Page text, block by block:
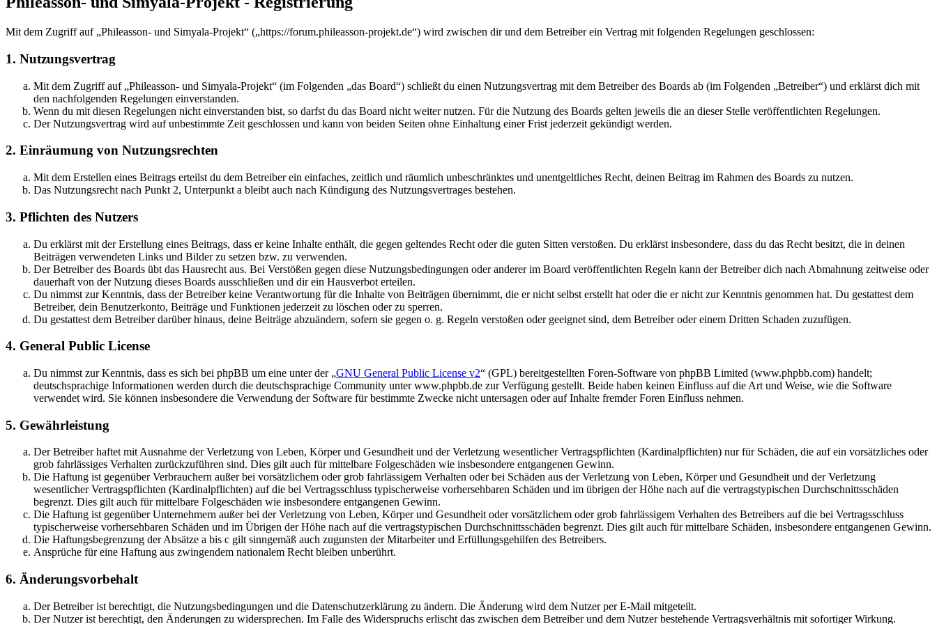
Mit dem Zugriff auf „Phileasson- und Simyala-Projekt“ („https://forum.phileasson-projekt.de“) wird zwischen dir und dem Betreiber ein Vertrag mit folgenden Regelungen geschlossen:
1. Nutzungsvertrag
Mit dem Zugriff auf „Phileasson- und Simyala-Projekt“ (im Folgenden „das Board“) schließt du einen Nutzungsvertrag mit dem Betreiber des Boards ab (im Folgenden „Betreiber“) und erklärst dich mit
den nachfolgenden Regelungen einverstanden.
Wenn du mit diesen Regelungen nicht einverstanden bist, so darfst du das Board nicht weiter nutzen. Für die Nutzung des Boards gelten jeweils die an dieser Stelle veröffentlichten Regelungen.
Der Nutzungsvertrag wird auf unbestimmte Zeit geschlossen und kann von beiden Seiten ohne Einhaltung einer Frist jederzeit gekündigt werden.
2. Einräumung von Nutzungsrechten
Mit dem Erstellen eines Beitrags erteilst du dem Betreiber ein einfaches, zeitlich und räumlich unbeschränktes und unentgeltliches Recht, deinen Beitrag im Rahmen des Boards zu nutzen.
Das Nutzungsrecht nach Punkt 2, Unterpunkt a bleibt auch nach Kündigung des Nutzungsvertrages bestehen.
3. Pflichten des Nutzers
Du erklärst mit der Erstellung eines Beitrags, dass er keine Inhalte enthält, die gegen geltendes Recht oder die guten Sitten verstoßen. Du erklärst insbesondere, dass du das Recht besitzt, die in deinen
Beiträgen verwendeten Links und Bilder zu setzen bzw. zu verwenden.
Der Betreiber des Boards übt das Hausrecht aus. Bei Verstößen gegen diese Nutzungsbedingungen oder anderer im Board veröffentlichten Regeln kann der Betreiber dich nach Abmahnung zeitweise oder
dauerhaft von der Nutzung dieses Boards ausschließen und dir ein Hausverbot erteilen.
Du nimmst zur Kenntnis, dass der Betreiber keine Verantwortung für die Inhalte von Beiträgen übernimmt, die er nicht selbst erstellt hat oder die er nicht zur Kenntnis genommen hat. Du gestattest dem
Betreiber, dein Benutzerkonto, Beiträge und Funktionen jederzeit zu löschen oder zu sperren.
Du gestattest dem Betreiber darüber hinaus, deine Beiträge abzuändern, sofern sie gegen o. g. Regeln verstoßen oder geeignet sind, dem Betreiber oder einem Dritten Schaden zuzufügen.
4. General Public License
Du nimmst zur Kenntnis, dass es sich bei phpBB um eine unter der „GNU General Public License v2“ (GPL) bereitgestellten Foren-Software von phpBB Limited (www.phpbb.com) handelt;
deutschsprachige Informationen werden durch die deutschsprachige Community unter www.phpbb.de zur Verfügung gestellt. Beide haben keinen Einfluss auf die Art und Weise, wie die Software
verwendet wird. Sie können insbesondere die Verwendung der Software für bestimmte Zwecke nicht untersagen oder auf Inhalte fremder Foren Einfluss nehmen.
5. Gewährleistung
Der Betreiber haftet mit Ausnahme der Verletzung von Leben, Körper und Gesundheit und der Verletzung wesentlicher Vertragspflichten (Kardinalpflichten) nur für Schäden, die auf ein vorsätzliches oder
grob fahrlässiges Verhalten zurückzuführen sind. Dies gilt auch für mittelbare Folgeschäden wie insbesondere entgangenen Gewinn.
Die Haftung ist gegenüber Verbrauchern außer bei vorsätzlichem oder grob fahrlässigem Verhalten oder bei Schäden aus der Verletzung von Leben, Körper und Gesundheit und der Verletzung
wesentlicher Vertragspflichten (Kardinalpflichten) auf die bei Vertragsschluss typischerweise vorhersehbaren Schäden und im übrigen der Höhe nach auf die vertragstypischen Durchschnittsschäden
begrenzt. Dies gilt auch für mittelbare Folgeschäden wie insbesondere entgangenen Gewinn.
Die Haftung ist gegenüber Unternehmern außer bei der Verletzung von Leben, Körper und Gesundheit oder vorsätzlichem oder grob fahrlässigem Verhalten des Betreibers auf die bei Vertragsschluss
typischerweise vorhersehbaren Schäden und im Übrigen der Höhe nach auf die vertragstypischen Durchschnittsschäden begrenzt. Dies gilt auch für mittelbare Schäden, insbesondere entgangenen Gewinn.
Die Haftungsbegrenzung der Absätze a bis c gilt sinngemäß auch zugunsten der Mitarbeiter und Erfüllungsgehilfen des Betreibers.
Ansprüche für eine Haftung aus zwingendem nationalem Recht bleiben unberührt.
6. Änderungsvorbehalt
Der Betreiber ist berechtigt, die Nutzungsbedingungen und die Datenschutzerklärung zu ändern. Die Änderung wird dem Nutzer per E-Mail mitgeteilt.
Der Nutzer ist berechtigt, den Änderungen zu widersprechen. Im Falle des Widerspruchs erlischt das zwischen dem Betreiber und dem Nutzer bestehende Vertragsverhältnis mit sofortiger Wirkung.